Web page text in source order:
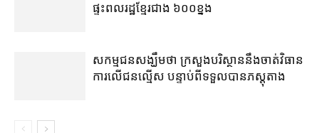
ផ្ទះពលរដ្ឋខ្មែរជាង ៦០០ខ្នង
សកម្មជនសង្ឃឹមថា ក្រសួងបរិស្ថាននឹងចាត់វិធាន
ការលើជនល្មើស បន្ទាប់ពីទទួលបានភស្ដុតាង